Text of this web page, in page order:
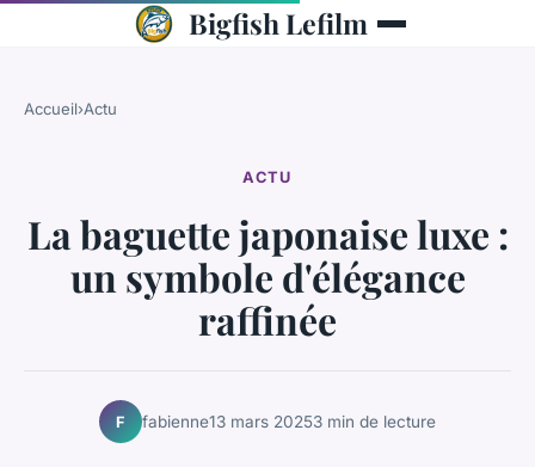
Bigfish Lefilm
Accueil›Actu
ACTU
La baguette japonaise luxe :
un symbole d'élégance
raffinée
F fabienne13 mars 20253 min de lecture